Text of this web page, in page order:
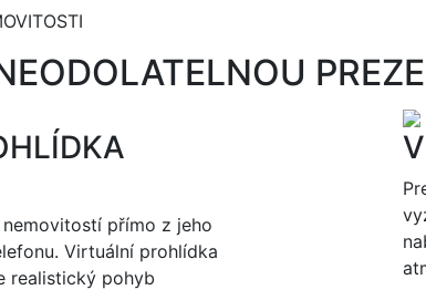
přímo z jeho
Virtuální prohlídka
realistický pohyb